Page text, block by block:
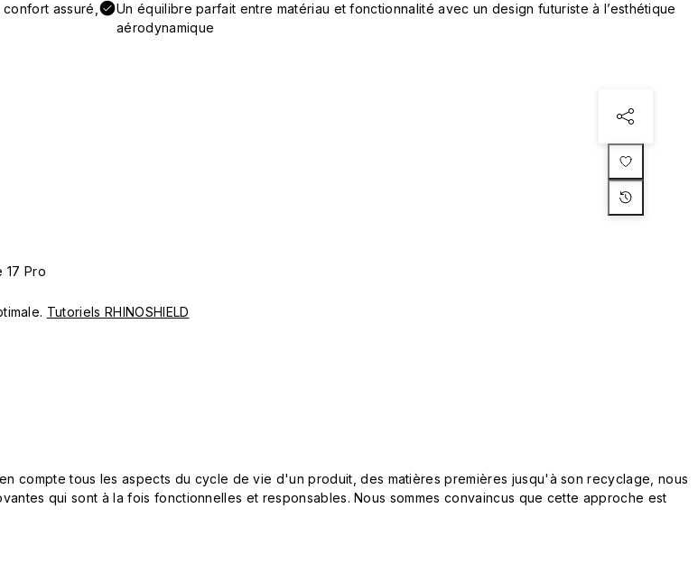
assuré,
Un équilibre parfait entre matériau et fonctionnalité avec un design futuriste à l’esthétique
aérodynamique
17 Pro
Tutoriels RHINOSHIELD
compte tous les aspects du cycle de vie d'un produit, des matières premières jusqu'à son recyclage, nous
qui sont à la fois fonctionnelles et responsables. Nous sommes convaincus que cette approche est